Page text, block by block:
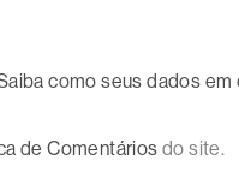
como seus dados
de Comentários do site.